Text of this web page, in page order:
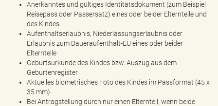
Anerkanntes und gültiges Identitätsdokument (zum Beispiel
Reisepass oder Passersatz) eines oder beider Elternteile und
des Kindes
Aufenthaltserlaubnis, Niederlassungserlaubnis oder
Erlaubnis zum Daueraufenthalt-EU eines oder beider
Elternteile
Geburtsurkunde des Kindes bzw. Auszug aus dem
Geburtenregister
Aktuelles biometrisches Foto des Kindes im Passformat (45 x
35 mm)
Bei Antragstellung durch nur einen Elternteil, wenn beide